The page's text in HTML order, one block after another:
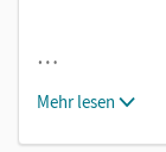
…
Mehr lesen